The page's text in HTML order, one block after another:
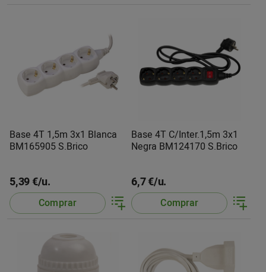
Base 4T 1,5m 3x1 Blanca
BM165905 S.Brico
5,39 €/u.
Comprar
Base 4T C/Inter.1,5m 3x1
Negra BM124170 S.Brico
6,7 €/u.
Comprar